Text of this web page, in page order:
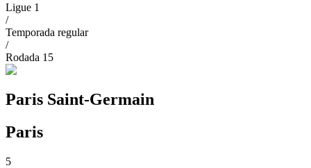
Ligue 1
/
Temporada regular
/
Rodada 15
Paris Saint-Germain
Paris
5